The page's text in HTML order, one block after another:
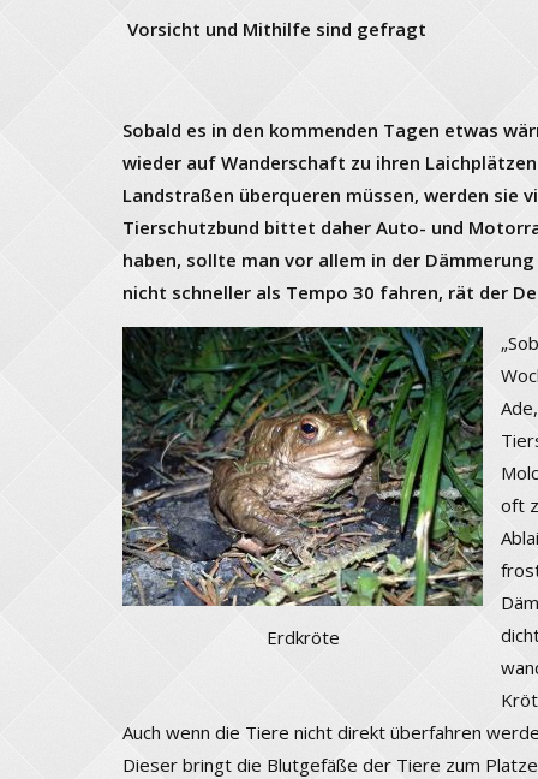
Vorsicht und Mithilfe sind gefragt
Sobald es in den kommenden Tagen etwas
wieder auf Wanderschaft zu ihren
Landstraßen überqueren müssen, werden sie
Tierschutzbund bittet daher Auto- und
haben, sollte man vor allem in der
nicht schneller als Tempo 30 fahren, rät der
Erdkröte
oft
Auch wenn die Tiere nicht direkt überfahren
Dieser bringt die Blutgefäße der Tiere zum